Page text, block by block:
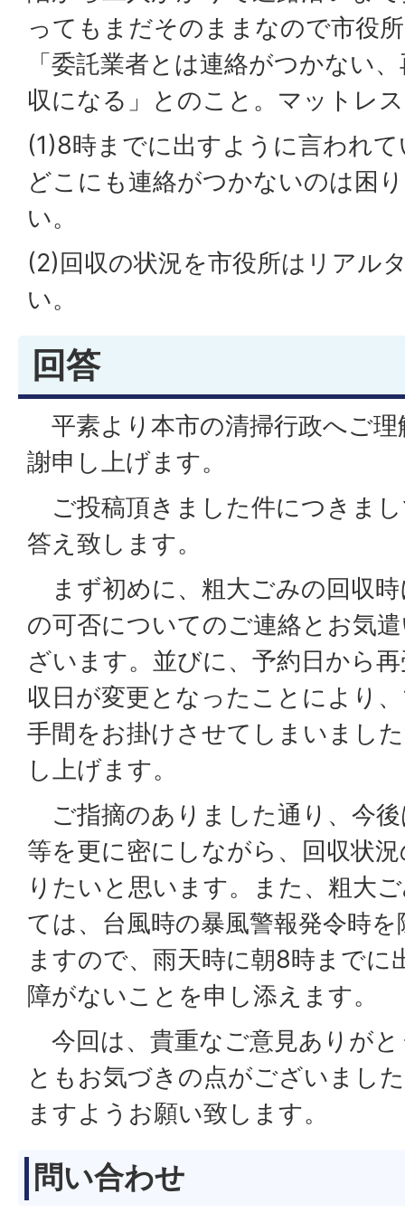
ってもまだそのままなので市役
「委託業者とは連絡がつかない
収になる」とのこと。マットレ
(1)8時までに出すように言われ
どこにも連絡がつかないのは困
い。
(2)回収の状況を市役所はリアル
い。
回答
平素より本市の清掃行政へご
謝申し上げます。
ご投稿頂きました件につきま
答え致します。
まず初めに、粗大ごみの回収
の可否についてのご連絡とお気
ざいます。並びに、予約日から
収日が変更となったことにより
手間をお掛けさせてしまいまし
し上げます。
ご指摘のありました通り、今
等を更に密にしながら、回収状
りたいと思います。また、粗大
ては、台風時の暴風警報発令時
ますので、雨天時に朝8時まで
障がないことを申し添えます。
今回は、貴重なご意見ありが
ともお気づきの点がございまし
ますようお願い致します。
問い合わせ